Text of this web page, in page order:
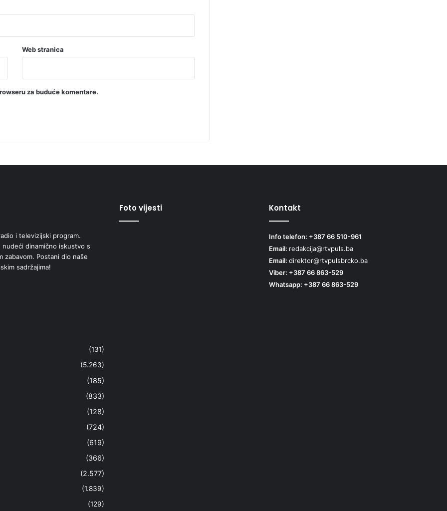
Web stranica
za buduće komentare.
i televizijski program.
nudeći dinamično iskustvo s
zabavom. Postani dio naše
sadržajima!
(131)
(5.263)
(185)
(833)
(128)
(724)
(619)
(366)
(2.577)
(1.839)
(129)
Foto vijesti Kontakt
Info telefon: +387 66 510-961
Email: redakcija@rtvpuls.ba
Email: direktor@rtvpulsbrcko.ba
Viber: +387 66 863-529
Whatsapp: +387 66 863-529